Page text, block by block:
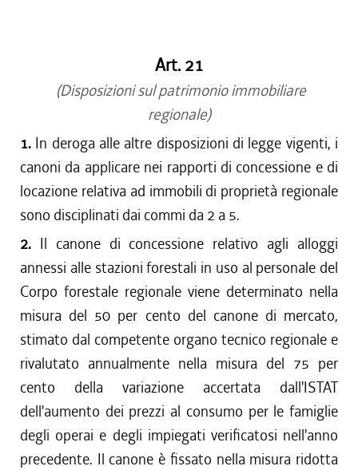
Art. 21
(Disposizioni sul patrimonio immobiliare
regionale)
1. In deroga alle altre disposizioni di legge vigenti, i
canoni da applicare nei rapporti di concessione e di
locazione relativa ad immobili di proprietà regionale
sono disciplinati dai commi da 2 a 5.
2. Il canone di concessione relativo agli alloggi
annessi alle stazioni forestali in uso al personale del
Corpo forestale regionale viene determinato nella
misura del 50 per cento del canone di mercato,
stimato dal competente organo tecnico regionale e
rivalutato annualmente nella misura del 75 per
cento della variazione accertata dall'ISTAT
dell'aumento dei prezzi al consumo per le famiglie
degli operai e degli impiegati verificatosi nell'anno
precedente. Il canone è fissato nella misura ridotta